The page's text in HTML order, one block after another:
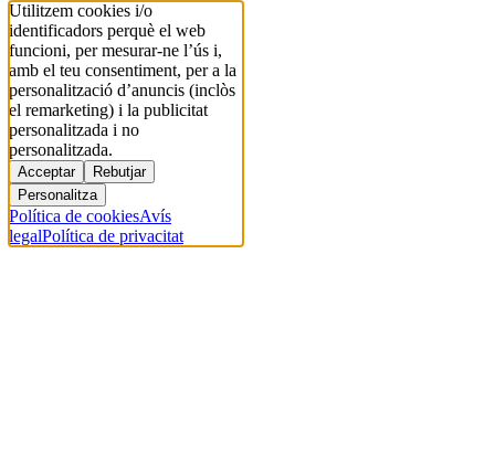
Utilitzem cookies i/o
identificadors perquè el web
funcioni, per mesurar-ne l’ús i,
amb el teu consentiment, per a la
personalització d’anuncis (inclòs
el remarketing) i la publicitat
personalitzada i no
personalitzada.
Acceptar
Rebutjar
Personalitza
Política de cookiesAvís
legalPolítica de privacitat